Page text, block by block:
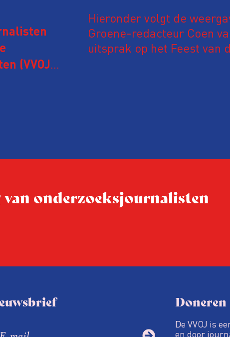
(VVOJ)
tijd,
Hieronder volgt de
Groene-redacteur Coen
uitsprak op het Feest van
Hoe moet de
steeds onverschilligere
onderzoeksjournalisten
Doneren
De VVOJ is
en door